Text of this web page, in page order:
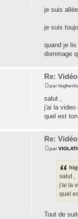
je suis
je suis
quand je
dommage
Re:
par
salut ,
j'ai la video
quel est
Re:
par
salut ,
j'ai la
quel
Tout de